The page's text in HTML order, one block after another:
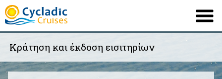
ΤΟ ΠΛΟΙΟ ΜΑΣ
Κράτηση και έκδοση εισιτηρίων